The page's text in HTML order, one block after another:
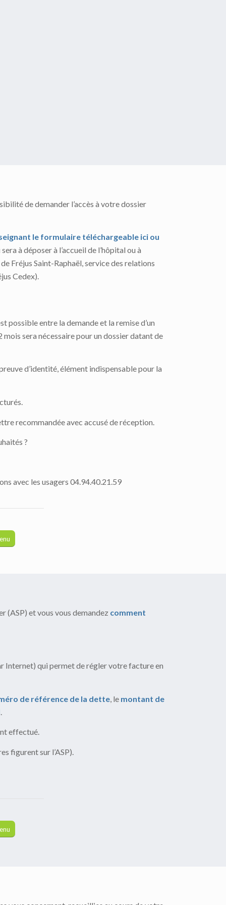
de demander l’accès à votre dossier
le formulaire téléchargeable ici ou
à déposer à l’accueil de l’hôpital ou à
Fréjus Saint-Raphaël, service des relations
Cedex).
possible entre la demande et la remise d’un
mois sera nécessaire pour un dossier datant de
d’identité, élément indispensable pour la
recommandée avec accusé de réception.
?
avec les usagers 04.94.40.21.59
(ASP) et vous vous demandez comment
Internet) qui permet de régler votre facture en
de référence de la dette , le montant de
effectué.
figurent sur l’ASP).